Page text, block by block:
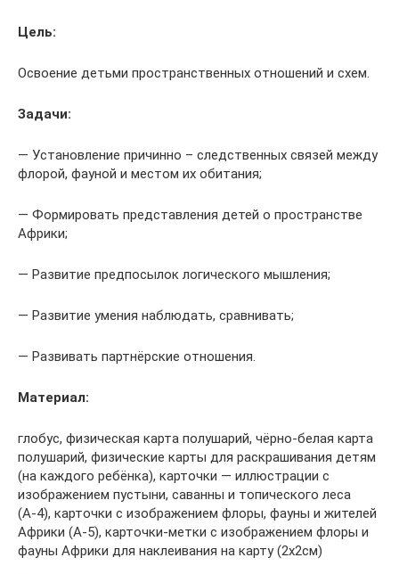
Цель:
Освоение детьми пространственных отношений и схем.
Задачи:
— Установление причинно – следственных связей между
флорой, фауной и местом их обитания;
— Формировать представления детей о пространстве
Африки;
— Развитие предпосылок логического мышления;
— Развитие умения наблюдать, сравнивать;
— Развивать партнёрские отношения.
Материал:
глобус, физическая карта полушарий, чёрно-белая карта
полушарий, физические карты для раскрашивания детям
(на каждого ребёнка), карточки — иллюстрации с
изображением пустыни, саванны и топического леса
(А-4), карточки с изображением флоры, фауны и жителей
Африки (А-5), карточки-метки с изображением флоры и
фауны Африки для наклеивания на карту (2х2см)